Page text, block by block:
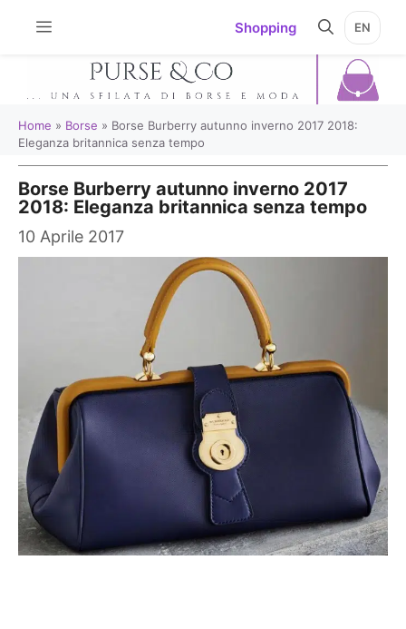
Shopping EN
Home » Borse » Borse Burberry autunno inverno 2017 2018:
Eleganza britannica senza tempo
Borse Burberry autunno inverno 2017
2018: Eleganza britannica senza tempo
10 Aprile 2017